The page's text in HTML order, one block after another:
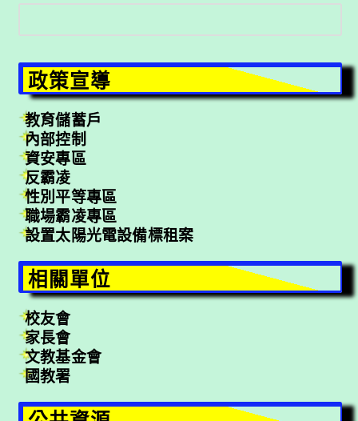
搜
尋
政策宣導
教育儲蓄戶
內部控制
資安專區
反霸凌
性別平等專區
職場霸凌專區
設置太陽光電設備標租案
相關單位
校友會
家長會
文教基金會
國教署